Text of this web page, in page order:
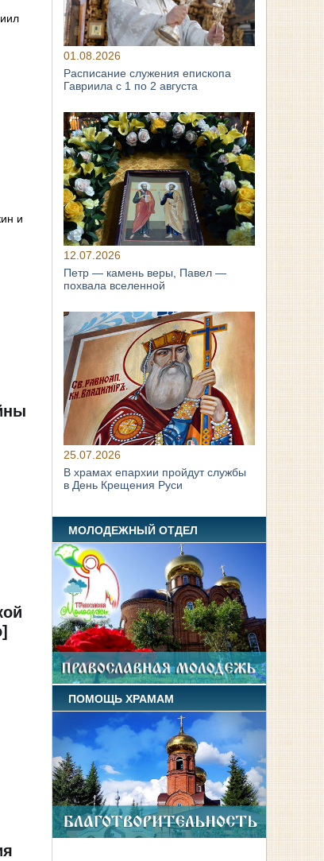
и
01.08.2026
Расписание служения епископа
Гавриила с 1 по 2 августа
12.07.2026
Петр — камень веры, Павел —
похвала вселенной
25.07.2026
В храмах епархии пройдут службы
в День Крещения Руси
МОЛОДЕЖНЫЙ ОТДЕЛ
ПОМОЩЬ ХРАМАМ